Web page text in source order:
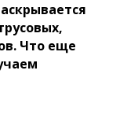
Что еще